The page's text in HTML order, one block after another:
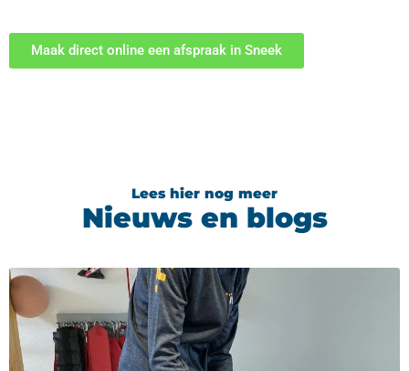
Maak direct online een afspraak in Sneek
Lees hier nog meer
Nieuws en blogs